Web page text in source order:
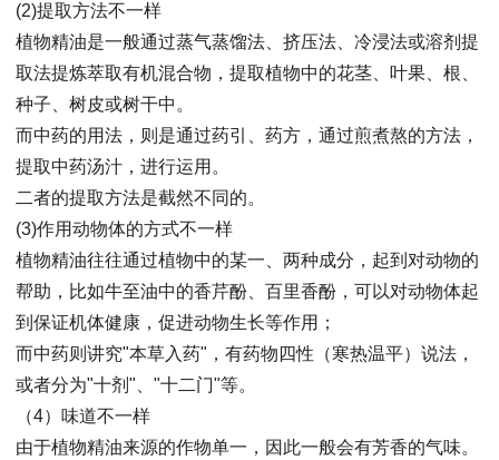
(2)提取方法不一样
植物精油是一般通过蒸气蒸馏法、挤压法、冷浸法或溶剂提
取法提炼萃取有机混合物，提取植物中的花茎、叶果、根、
种子、树皮或树干中。
而中药的用法，则是通过药引、药方，通过煎煮熬的方法，
提取中药汤汁，进行运用。
二者的提取方法是截然不同的。
(3)作用动物体的方式不一样
植物精油往往通过植物中的某一、两种成分，起到对动物的
帮助，比如牛至油中的香芹酚、百里香酚，可以对动物体起
到保证机体健康，促进动物生长等作用；
而中药则讲究"本草入药"，有药物四性（寒热温平）说法，
或者分为"十剂"、"十二门"等。
（4）味道不一样
由于植物精油来源的作物单一，因此一般会有芳香的气味。